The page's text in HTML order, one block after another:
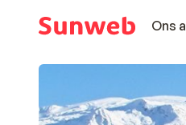
Ons